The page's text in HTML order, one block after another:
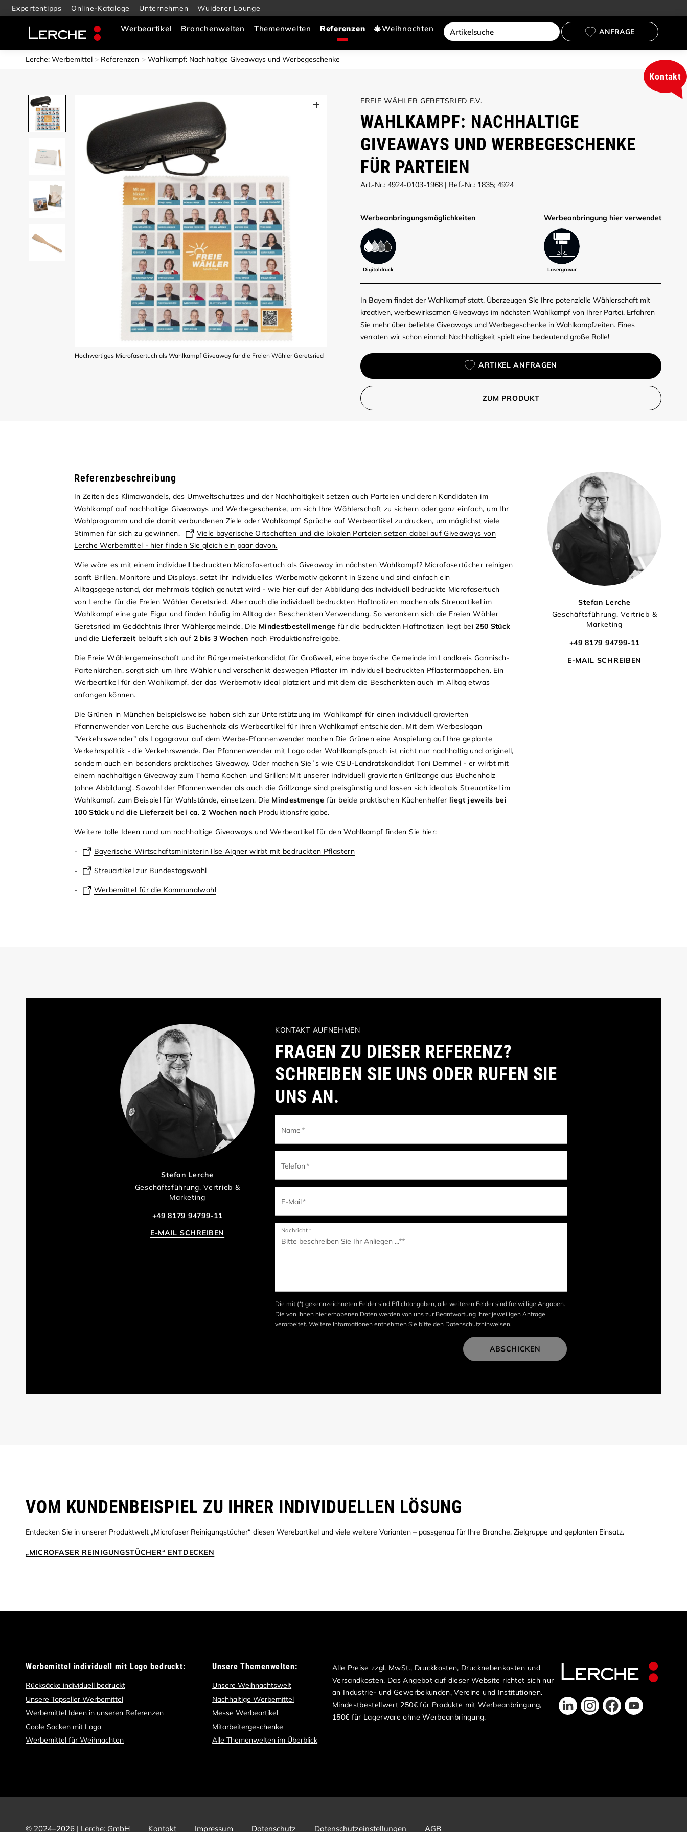
Expertentipps Online-Kataloge Unternehmen Wuiderer Lounge
Werbeartikel Branchenwelten Themenwelten 🎄Weihnachten ANFRAGE
Lerche: Werbemittel Referenzen Wahlkampf: Nachhaltige Giveaways und Werbegeschenke
Hochwertiges Microfasertuch als Wahlkampf Giveaway für die Freien Wähler Geretsried
FREIE WÄHLER GERETSRIED E.V.
WAHLKAMPF: NACHHALTIGE
GIVEAWAYS UND WERBEGESCHENKE
FÜR PARTEIEN
Art.-Nr.: 4924-0103-1968| Ref.-Nr.: 1835; 4924
Werbe­anbringungs­möglich­keiten
Digitaldruck
Werbe­anbringung hier verwendet
Lasergravur
In Bayern findet der Wahlkampf statt. Überzeugen Sie Ihre potenzielle Wählerschaft mit
kreativen, werbewirksamen Giveaways im nächsten Wahlkampf von Ihrer Partei. Erfahren
Sie mehr über beliebte Giveaways und Werbegeschenke in Wahlkampfzeiten. Eines
verraten wir schon einmal: Nachhaltigkeit spielt eine bedeutend große Rolle!
ARTIKEL ANFRAGEN
ZUM PRODUKT
Referenzbeschreibung
In Zeiten des Klimawandels, des Umweltschutzes und der Nachhaltigkeit setzen auch Parteien und deren Kandidaten im
Wahlkampf auf nachhaltige Giveaways und Werbegeschenke, um sich Ihre Wählerschaft zu sichern oder ganz einfach, um Ihr
Wahlprogramm und die damit verbundenen Ziele oder Wahlkampf Sprüche auf Werbeartikel zu drucken, um möglichst viele
Stimmen für sich zu gewinnen.
Viele bayerische Ortschaften und die lokalen Parteien setzen dabei auf Giveaways von
Lerche Werbemittel - hier finden Sie gleich ein paar davon.
Wie wäre es mit einem individuell bedruckten Microfasertuch als Giveaway im nächsten Wahlkampf? Microfasertücher reinigen
sanft Brillen, Monitore und Displays, setzt Ihr individuelles Werbemotiv gekonnt in Szene und sind einfach ein
Alltagsgegenstand, der mehrmals täglich genutzt wird - wie hier auf der Abbildung das individuell bedruckte Microfasertuch
von Lerche für die Freien Wähler Geretsried. Aber auch die individuell bedruckten Haftnotizen machen als Streuartikel im
Wahlkampf eine gute Figur und finden häufig im Alltag der Beschenkten Verwendung. So verankern sich die Freien Wähler
Geretsried im Gedächtnis Ihrer Wählergemeinde. Die Mindestbestellmenge für die bedruckten Haftnotizen liegt bei250 Stück
und die Lieferzeit beläuft sich auf 2 bis 3 Wochen nach Produktionsfreigabe.
Die Freie Wählergemeinschaft und ihr Bürgermeisterkandidat für Großweil, eine bayerische Gemeinde im Landkreis Garmisch-
Partenkirchen, sorgt sich um Ihre Wähler und verschenkt deswegen Pflaster im individuell bedruckten Pflastermäppchen. Ein
Werbeartikel für den Wahlkampf, der das Werbemotiv ideal platziert und mit dem die Beschenkten auch im Alltag etwas
anfangen können.
Die Grünen in München beispielsweise haben sich zur Unterstützung im Wahlkampf für einen individuell gravierten
Pfannenwender von Lerche aus Buchenholz als Werbeartikel für ihren Wahlkampf entschieden. Mit dem Werbeslogan
"Verkehrswender" als Logogravur auf dem Werbe-Pfannenwender machen Die Grünen eine Anspielung auf Ihre geplante
Verkehrspolitik - die Verkehrswende. Der Pfannenwender mit Logo oder Wahlkampfspruch ist nicht nur nachhaltig und originell,
sondern auch ein besonders praktisches Giveaway. Oder machen Sie´s wie CSU-Landratskandidat Toni Demmel - er wirbt mit
einem nachhaltigen Giveaway zum Thema Kochen und Grillen: Mit unserer individuell gravierten Grillzange aus Buchenholz
(ohne Abbildung). Sowohl der Pfannenwender als auch die Grillzange sind preisgünstig und lassen sich ideal als Streuartikel im
Wahlkampf, zum Beispiel für Wahlstände, einsetzen. Die Mindestmenge für beide praktischen Küchenhelfer liegt jeweils bei
100 Stück und die Lieferzeit bei ca. 2 Wochen nach Produktionsfreigabe.
Weitere tolle Ideen rund um nachhaltige Giveaways und Werbeartikel für den Wahlkampf finden Sie hier:
- Bayerische Wirtschaftsministerin Ilse Aigner wirbt mit bedruckten Pflastern
- Streuartikel zur Bundestagswahl
- Werbemittel für die Kommunalwahl
Stefan Lerche
Geschäftsführung, Vertrieb &
Marketing
+49 8179 94799-11
E-MAIL SCHREIBEN
Stefan Lerche
Geschäftsführung, Vertrieb &
Marketing
+49 8179 94799-11
E-MAIL SCHREIBEN
KONTAKT AUFNEHMEN
FRAGEN ZU DIESER REFERENZ?
SCHREIBEN SIE UNS ODER RUFEN SIE
UNS AN.
Name*
Telefon*
E-Mail*
Nachricht*
Die mit (*) gekennzeichneten Felder sind Pflichtangaben, alle weiteren Felder sind freiwillige Angaben.
Die von Ihnen hier erhobenen Daten werden von uns zur Beantwortung Ihrer jeweiligen Anfrage
verarbeitet. Weitere Informationen entnehmen Sie bitte den Datenschutzhinweisen.
ABSCHICKEN
VOM KUNDENBEISPIEL ZU IHRER INDIVIDUELLEN LÖSUNG
Entdecken Sie in unserer Produktwelt „Microfaser Reinigungstücher“ diesen Werebartikel und viele weitere Varianten – passgenau für Ihre Branche, Zielgruppe und geplanten Einsatz.
„MICROFASER REINIGUNGSTÜCHER“ ENTDECKEN
Werbemittel individuell mit Logo bedruckt:
Rücksäcke individuell bedruckt
Unsere Topseller Werbemittel
Werbemittel Ideen in unseren Referenzen
Coole Socken mit Logo
Werbemittel für Weihnachten
Unsere Themenwelten:
Unsere Weihnachtswelt
Nachhaltige Werbemittel
Messe Werbeartikel
Mitarbeitergeschenke
Alle Themenwelten im Überblick
Alle Preise zzgl. MwSt., Druckkosten, Drucknebenkosten und
Versandkosten. Das Angebot auf dieser Website richtet sich nur
an Industrie- und Gewerbekunden, Vereine und Institutionen.
Mindestbestellwert 250€ für Produkte mit Werbeanbringung,
150€ für Lagerware ohne Werbeanbringung.
© 2024–2026 | Lerche: GmbH Kontakt Impressum Datenschutz Datenschutzeinstellungen AGB
Kontakt